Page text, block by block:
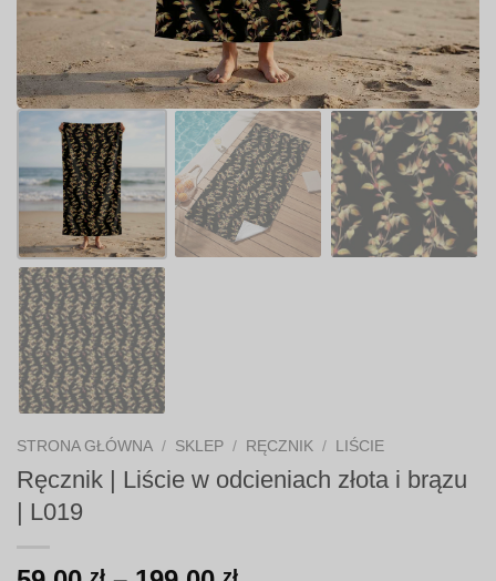
STRONA GŁÓWNA / SKLEP / RĘCZNIK / LIŚCIE
Ręcznik | Liście w odcieniach złota i brązu
| L019
zł zł